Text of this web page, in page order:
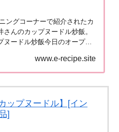
ングコーナーで紹介されたカ
んのカップヌードル炒飯。
ードル炒飯今日のオープニ
www.e-recipe.site
ップヌードル】[イン
]